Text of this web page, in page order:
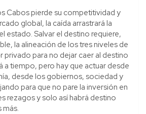
Cabos pierde su competitividad y
global, la caída arrastrará la
estado. Salvar el destino requiere,
la alineación de los tres niveles de
privado para no dejar caer al destino
a tiempo, pero hay que actuar desde
desde los gobiernos, sociedad y
para que no pare la inversión en
rezagos y solo así habrá destino
más.